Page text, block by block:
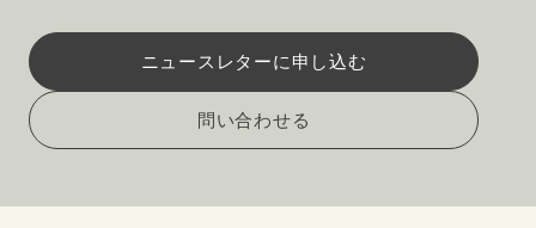
ニュースレターに申し込む
問い合わせる